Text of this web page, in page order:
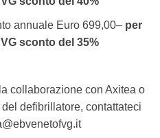
annuale Euro 699,00– per
sconto del 35%
collaborazione con Axitea o
defibrillatore, contattateci